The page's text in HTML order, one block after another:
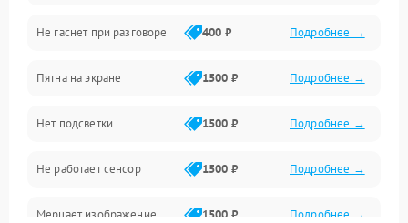
Зарядка
Проблемы с питанием, зарядкой и аккумулятором
Проблемы с работой системы, корпусом и другие
Не гаснет при разговоре 400 ₽ Подробнее →
Пятна на экране 1500 ₽ Подробнее →
Нет подсветки 1500 ₽ Подробнее →
Не работает сенсор 1500 ₽ Подробнее →
Мерцает изображение 1500 ₽ Подробнее →